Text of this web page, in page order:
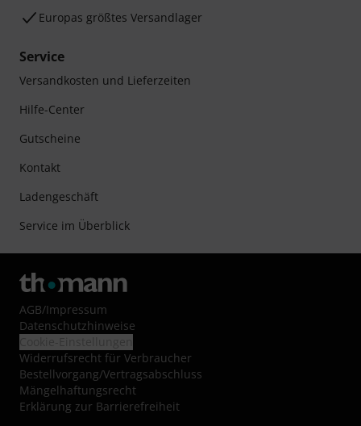
Europas größtes Versandlager
Service
Versandkosten und Lieferzeiten
Hilfe-Center
Gutscheine
Kontakt
Ladengeschäft
Service im Überblick
AGB/Impressum
Datenschutzhinweise
Widerrufsrecht für Verbraucher
Bestellvorgang/Vertragsabschluss
Mängelhaftungsrecht
Erklärung zur Barrierefreiheit